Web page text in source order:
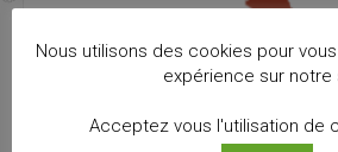
Nous utilisons des cookies pour
expérience sur notre
Acceptez vous l'utilisation de